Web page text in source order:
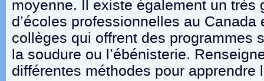
moyenne. Il existe également un très
d’écoles professionnelles au Canada
collèges qui offrent des programmes
la soudure ou l’ébénisterie.
différentes méthodes pour apprendre